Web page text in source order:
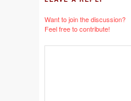
Want to join the discussion?
Feel free to contribute!